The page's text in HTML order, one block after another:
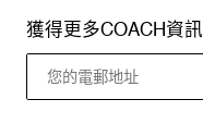
獲得更多COACH資訊